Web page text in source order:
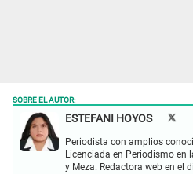
SOBRE EL AUTOR:
ESTEFANI HOYOS
Periodista con amplios
Licenciada en Periodismo en
y Meza. Redactora web en el